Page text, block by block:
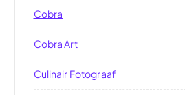
Cobra
Cobra Art
Culinair Fotograaf